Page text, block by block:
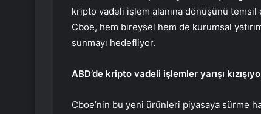
kripto vadeli işlem alanına dönüşünü
Cboe, hem bireysel hem de kurumsal
sunmayı hedefliyor.
ABD’de kripto vadeli işlemler yarışı
Cboe’nin bu yeni ürünleri piyasaya sürme